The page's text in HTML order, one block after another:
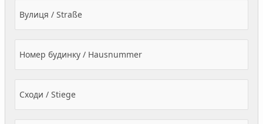
Вулиця / Straße
Номер будинку / Hausnummer
Сходи / Stiege